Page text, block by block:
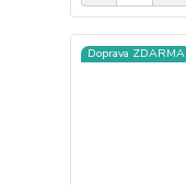
Doprava ZDARMA